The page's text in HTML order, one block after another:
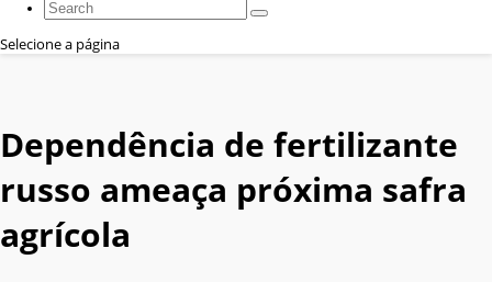
Selecione a página
Dependência de fertilizante
russo ameaça próxima safra
agrícola